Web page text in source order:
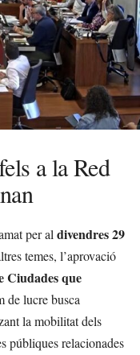
a la Red
per al divendres 29
temes, l’aprovació
Ciudades que
de lucre busca
la mobilitat dels
públiques relacionades